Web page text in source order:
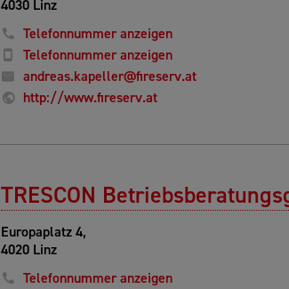
4030 Linz
Telefonnummer anzeigen
Telefonnummer anzeigen
andreas.kapeller@fireserv.at
http://www.fireserv.at
TRESCON
Europaplatz 4,
4020 Linz
Telefonnummer anzeigen